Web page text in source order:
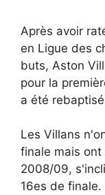
Après avoir
en Ligue des
buts, Aston
pour la
a été
Les Villans
finale mais
2008/09,
16es de finale.